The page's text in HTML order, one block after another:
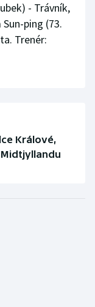
- Trávník,
ping (73.
Trenér:
Králové,